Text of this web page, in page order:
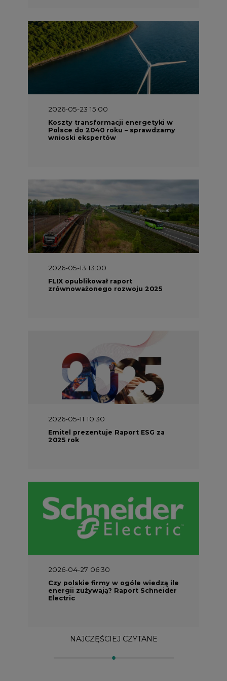
2026-05-23 15:00
Koszty transformacji energetyki w
Polsce do 2040 roku – sprawdzamy
wnioski ekspertów
2026-05-13 13:00
FLIX opublikował raport
zrównoważonego rozwoju 2025
2026-05-11 10:30
Emitel prezentuje Raport ESG za
2025 rok
2026-04-27 06:30
Czy polskie firmy w ogóle wiedzą ile
energii zużywają? Raport Schneider
Electric
NAJCZĘŚCIEJ CZYTANE